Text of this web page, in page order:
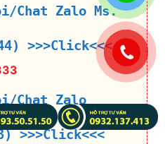
Chat Zalo Ms.
>>>Click<<<
Chat Zalo
>>>Click<<<
.